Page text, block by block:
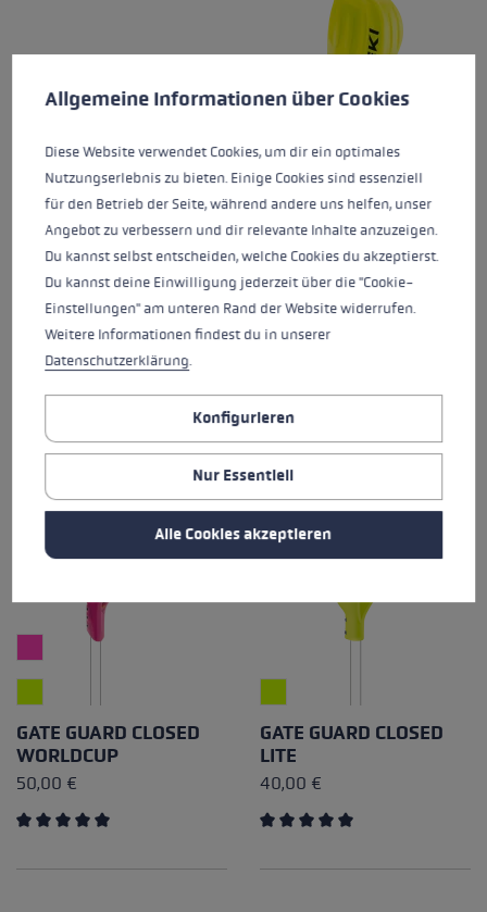
FOREARM PROTECTOR
100,00 €
Durchschnittliche Bewertung von 5 von 5 Sternen
GATE GUARD CLOSED
COBRA
50,00 €
Durchschnittliche
GATE GUARD CLOSED
WORLDCUP
50,00 €
GATE GUARD CLOSED
LITE
40,00 €
Allgemeine Informationen über Cookies
Diese Website verwendet Cookies, um dir ein optimales
Nutzungserlebnis zu bieten. Einige Cookies sind essenziell
für den Betrieb der Seite, während andere uns helfen, unser
Angebot zu verbessern und dir relevante Inhalte anzuzeigen.
Du kannst selbst entscheiden, welche Cookies du akzeptierst.
Du kannst deine Einwilligung jederzeit über die "Cookie-
Einstellungen" am unteren Rand der Website widerrufen.
Weitere Informationen findest du in unserer
Datenschutzerklärung.
Konfigurieren
Nur Essentiell
Alle Cookies akzeptieren